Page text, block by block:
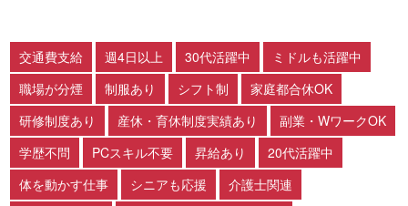
交通費支給 週4日以上 30代活躍中
ミドルも活躍中
職場が分煙
制服あり シフト制
家庭都合休OK
研修制度あり
産休・育休制度実績あり
副業・WワークOK
学歴不問
PCスキル不要 昇給あり
20代活躍中
体を動かす仕事
シニアも応援
介護士関連